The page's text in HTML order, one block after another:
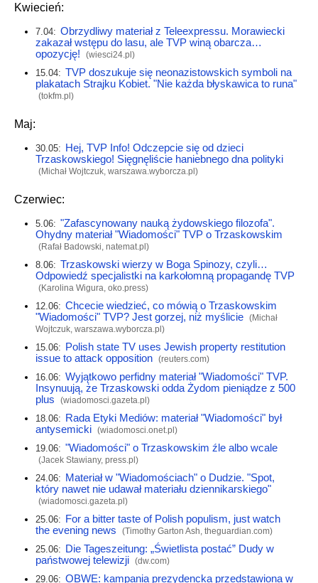
Kwiecień:
7.04: Obrzydliwy materiał z Teleexpressu. Morawiecki
zakazał wstępu do lasu, ale TVP winą obarcza…
opozycję!
(wiesci24.pl)
15.04: TVP doszukuje się neonazistowskich symboli na
plakatach Strajku Kobiet. "Nie każda błyskawica to runa"
(tokfm.pl)
Maj:
30.05: Hej, TVP Info! Odczepcie się od dzieci
Trzaskowskiego! Sięgnęliście haniebnego dna polityki
(Michał Wojtczuk, warszawa.wyborcza.pl)
Czerwiec:
5.06: "Zafascynowany nauką żydowskiego filozofa".
Ohydny materiał "Wiadomości" TVP o Trzaskowskim
(Rafał Badowski, natemat.pl)
8.06: Trzaskowski wierzy w Boga Spinozy, czyli…
Odpowiedź specjalistki na karkołomną propagandę TVP
(Karolina Wigura, oko.press)
12.06: Chcecie wiedzieć, co mówią o Trzaskowskim
"Wiadomości" TVP? Jest gorzej, niż myślicie (Michał
Wojtczuk, warszawa.wyborcza.pl)
15.06: Polish state TV uses Jewish property restitution
issue to attack opposition (reuters.com)
16.06: Wyjątkowo perfidny materiał "Wiadomości" TVP.
Insynuują, że Trzaskowski odda Żydom pieniądze z 500
plus
(wiadomosci.gazeta.pl)
18.06: Rada Etyki Mediów: materiał "Wiadomości" był
antysemicki (wiadomosci.onet.pl)
19.06: "Wiadomości" o Trzaskowskim źle albo wcale
(Jacek Stawiany, press.pl)
24.06: Materiał w "Wiadomościach" o Dudzie. "Spot,
który nawet nie udawał materiału dziennikarskiego"
(wiadomosci.gazeta.pl)
25.06: For a bitter taste of Polish populism, just watch
the evening news
(Timothy Garton Ash, theguardian.com)
25.06: Die Tageszeitung: „Świetlista postać” Dudy w
państwowej telewizji (dw.com)
29.06: OBWE: kampania prezydencka przedstawiona w